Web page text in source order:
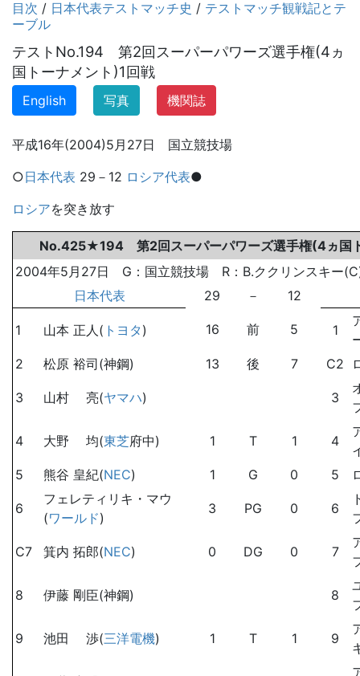
目次 / 日本代表テストマッチ史 / テストマッチ観戦記とテ
ーブル
テストNo.194 第2回スーパーパワーズ選手権(4ヵ
国トーナメント)1回戦
English 写真 機関誌
平成16年(2004)5月27日 国立競技場
○日本代表 29－12 ロシア代表●
ロシアを突き放す
No.425★194 第2回スーパーパワーズ選手権(4ヵ国
2004年5月27日 G：国立競技場 R：B.ククリンスキー
日本代表
29 － 12
1 山本 正人( トヨタ) 16 前 5 1
2
松原 裕司(神鋼) 13 後 7 C2
3 山村 亮(ヤマハ) 3
4 大野 均(東芝府中) 1 T 1 4
5
熊谷 皇紀(NEC) 1 G 0 5
6
フェレティリキ・マウ
(ワールド)
3 PG 0 6
C7 箕内 拓郎(NEC) 0 DG 0 7
8 伊藤 剛臣(神鋼) 8
9 池田 渉(三洋電機) 1 T 1 9